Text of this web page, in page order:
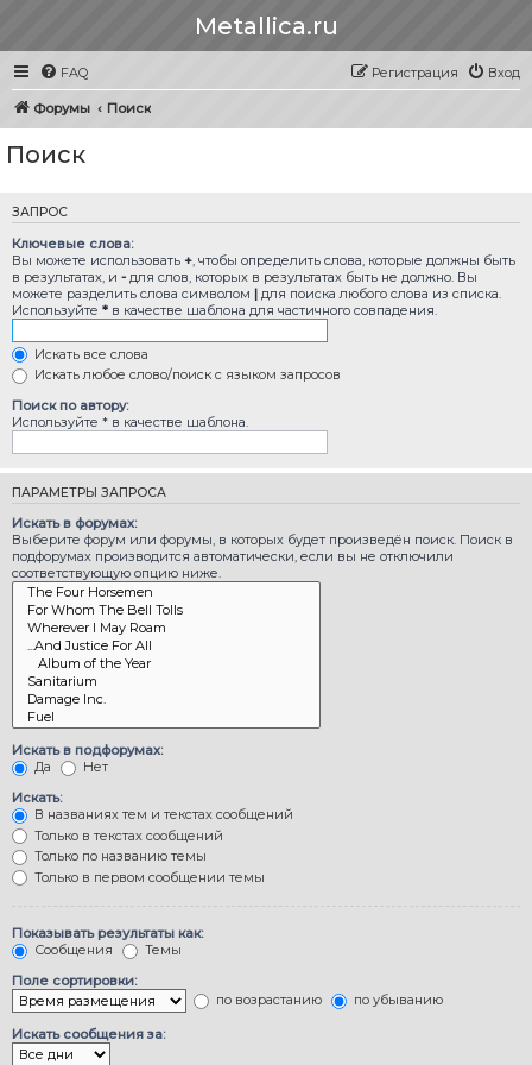
Metallica.ru
FAQ Вход
Регистрация
Форумы Поиск
Поиск
ЗАПРОС
Ключевые слова:
Вы можете использовать + , чтобы определить слова, которые должны быть
в результатах, и - для слов, которых в результатах быть не должно. Вы
можете разделить слова символом | для поиска любого слова из списка.
Используйте * в качестве шаблона для частичного совпадения.
Искать все слова
Искать любое слово/поиск с языком запросов
Поиск по автору:
Используйте * в качестве шаблона.
ПАРАМЕТРЫ ЗАПРОСА
Искать в форумах:
Выберите форум или форумы, в которых будет произведён поиск. Поиск в
подфорумах производится автоматически, если вы не отключили
соответствующую опцию ниже.
Искать в подфорумах:
Да
Нет
Искать:
В названиях тем и текстах сообщений
Только в текстах сообщений
Только по названию темы
Только в первом сообщении темы
Показывать результаты как:
Сообщения
Темы
Поле сортировки:
по возрастанию
по убыванию
Искать сообщения за: